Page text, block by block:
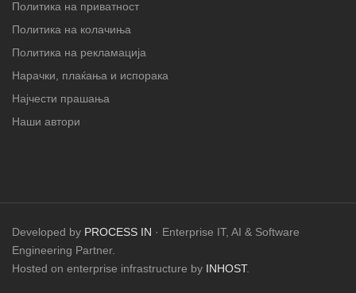
Политика на приватност
Политика на колачиња
Политика на рекламација
Нарачки, плаќања и испорака
Најчести прашања
Наши автори
Developed by PROCESS IN · Enterprise IT, AI & Software
Engineering Partner.
Hosted on enterprise infrastructure by INHOST.